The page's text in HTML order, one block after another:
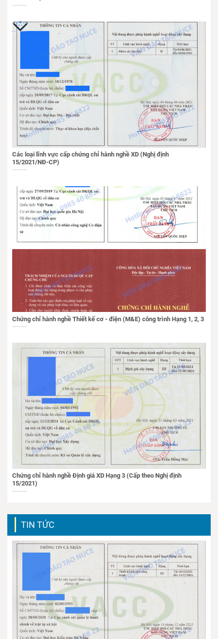
Các loại lĩnh vực cấp chứng chỉ hành nghề XD (Nghị định
15/2021/NĐ-CP)
Chứng chỉ hành nghề Thiết kế cơ - điện (M&E) công trình Hạng 1, 2, 3
Chứng chỉ hành nghề Định giá XD Hạng 3 (Cấp theo Nghị định
15/2021)
TIN TỨC